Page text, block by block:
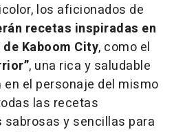
los aficionados de
recetas inspiradas en
Kaboom City, como el
, una rica y saludable
el personaje del mismo
las recetas
y sencillas para